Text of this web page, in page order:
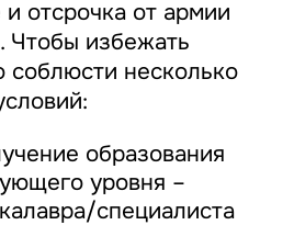
и отсрочка от армии
Чтобы избежать
соблюсти несколько
образования
уровня –
специалиста